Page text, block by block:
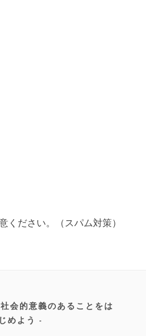
ください。（スパム対策）
会的意義のあることをは
じめよう